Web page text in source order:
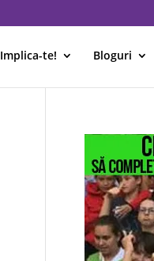
Implica-te! Bloguri